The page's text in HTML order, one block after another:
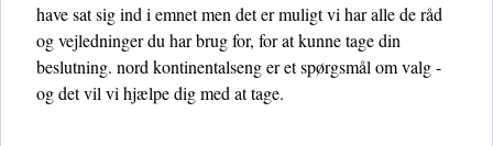
have sat sig ind i emnet men det er muligt vi har alle de råd
og vejledninger du har brug for, for at kunne tage din
beslutning. nord kontinentalseng er et spørgsmål om valg -
og det vil vi hjælpe dig med at tage.